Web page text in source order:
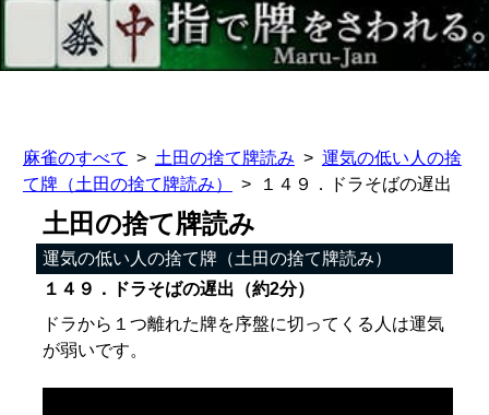
麻雀のすべて 土田の捨て牌読み
運気の低い人の捨
て牌（土田の捨て牌読み）
１４９．ドラそばの遅出
土田の捨て牌読み
運気の低い人の捨て牌（土田の捨て牌読み）
１４９．ドラそばの遅出（約2分）
ドラから１つ離れた牌を序盤に切ってくる人は運気
が弱いです。